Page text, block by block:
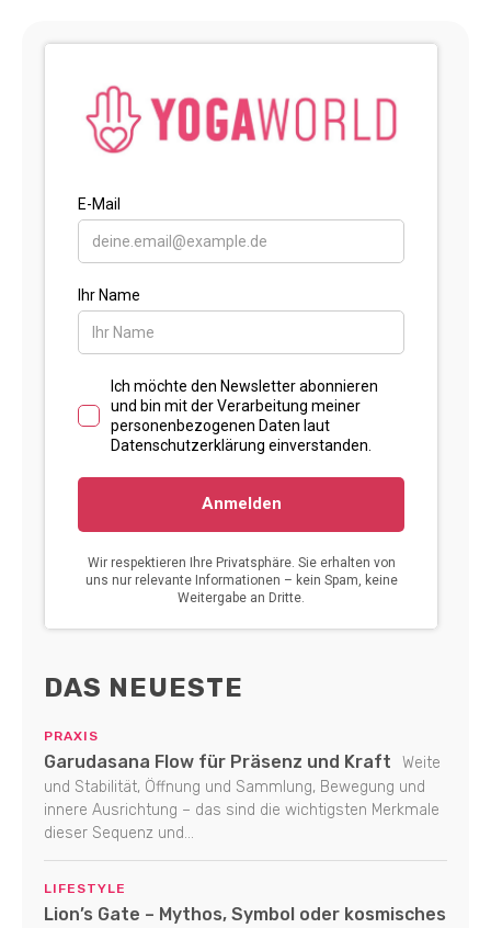
DAS NEUESTE
PRAXIS
Garudasana Flow für Präsenz und Kraft
Weite
und Stabilität, Öffnung und Sammlung, Bewegung und
innere Ausrichtung – das sind die wichtigsten Merkmale
dieser Sequenz und...
LIFESTYLE
Lion’s Gate – Mythos, Symbol oder kosmisches